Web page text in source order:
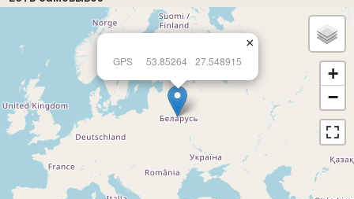
GPS 53.85264 27.548915
×
+
−